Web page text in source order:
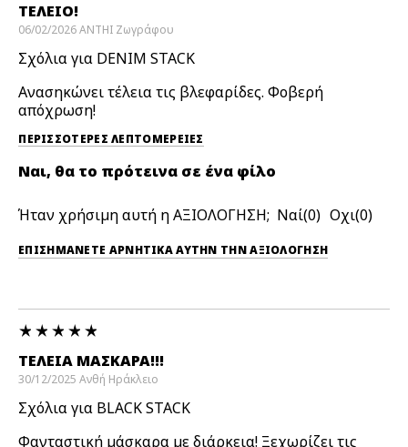
ΤΕΛΕΙΟ!
06/02/2026ANTHI Ζωγράφου
Σχόλια για DENIM STACK
Ανασηκώνει τέλεια τις βλεφαρίδες. Φοβερή
απόχρωση!
ΠΕΡΙΣΣΌΤΕΡΕΣ ΛΕΠΤΟΜΈΡΕΙΕΣ
Ναι, θα το πρότεινα σε ένα φίλο
Ήταν χρήσιμη αυτή η ΑΞΙΟΛΟΓΗΣΗ; 0 0
ΕΠΙΣΗΜΆΝΕΤΕ ΑΡΝΗΤΙΚΆ ΑΥΤΉΝ ΤΗΝ ΑΞΙΟΛΟΓΗΣΗ
ΤΈΛΕΙΑ ΜΆΣΚΑΡΑ!!!
30/12/2025 Ανθή Ηράκλειο
Σχόλια για BLACK STACK
Φανταστική μάσκαρα με διάρκεια! Ξεχωρίζει τις